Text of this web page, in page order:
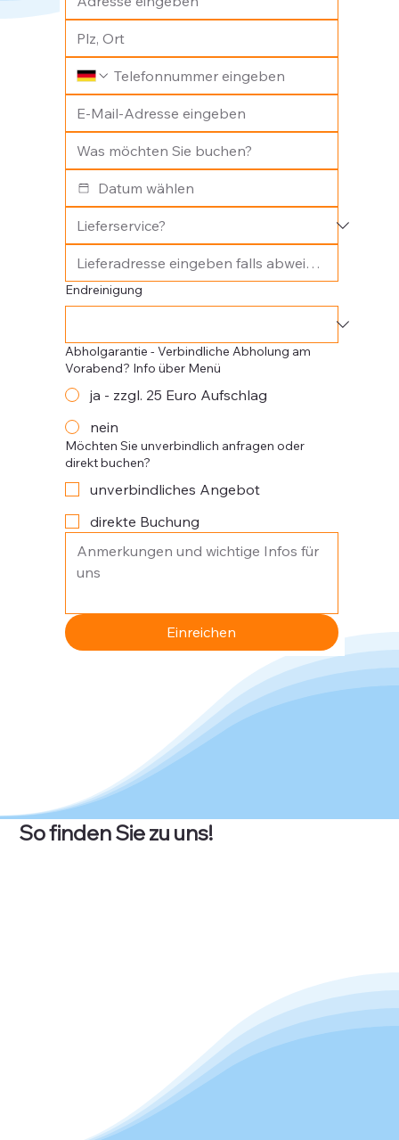
Endreinigung
Abholgarantie - Verbindliche Abholung am
Vorabend? Info über Menü
ja - zzgl. 25 Euro Aufschlag
nein
Möchten Sie unverbindlich anfragen oder
direkt buchen?
unverbindliches Angebot
direkte Buchung
Einreichen
So finden Sie zu uns!